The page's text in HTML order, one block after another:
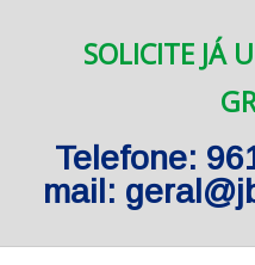
SOLICITE JÁ
Telefone:
mail: